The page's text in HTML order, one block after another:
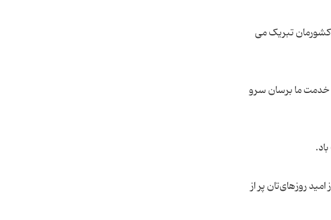
کشورمان تبریک می
خدمت ما برسان سرو
روزهای‌تان پر از